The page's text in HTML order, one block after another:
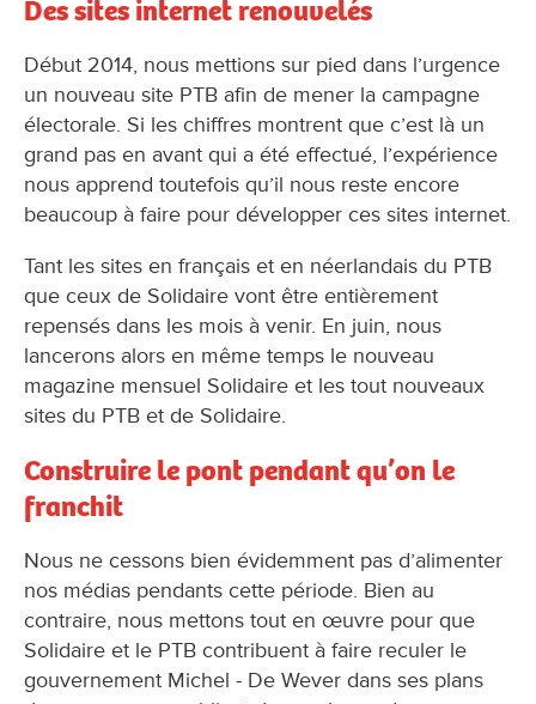
Des sites internet renouvelés
Début 2014, nous mettions sur pied dans l’urgence
un nouveau site PTB afin de mener la campagne
électorale. Si les chiffres montrent que c’est là un
grand pas en avant qui a été effectué, l’expérience
nous apprend toutefois qu’il nous reste encore
beaucoup à faire pour développer ces sites internet.
Tant les sites en français et en néerlandais du PTB
que ceux de Solidaire vont être entièrement
repensés dans les mois à venir. En juin, nous
lancerons alors en même temps le nouveau
magazine mensuel Solidaire et les tout nouveaux
sites du PTB et de Solidaire.
Construire le pont pendant qu’on le
franchit
Nous ne cessons bien évidemment pas d’alimenter
nos médias pendants cette période. Bien au
contraire, nous mettons tout en œuvre pour que
Solidaire et le PTB contribuent à faire reculer le
gouvernement Michel - De Wever dans ses plans